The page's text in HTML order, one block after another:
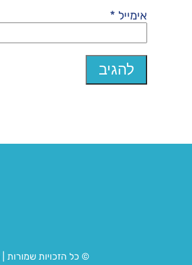
אימייל *
© כל הזכויות שמורות